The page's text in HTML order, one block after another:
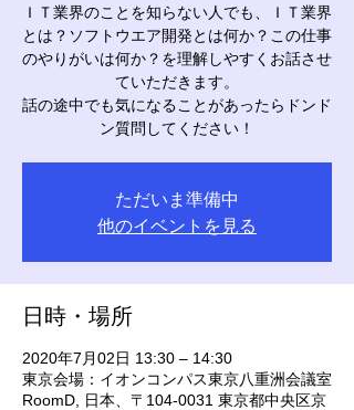
ＩＴ業界のことを知らない人でも、ＩＴ業界
とは？ソフトウエア開発とは何か？この仕事
のやりがいは何か？を理解しやすくお話させ
ていただきます。
話の途中でも気になることがあったらドンド
ン質問してください！
ただいま準備中
他のイベントを見る
日時・場所
2020年7月02日 13:30 – 14:30
東京会場：イオンコンパス東京八重洲会議室
RoomD, 日本、〒104-0031 東京都中央区京